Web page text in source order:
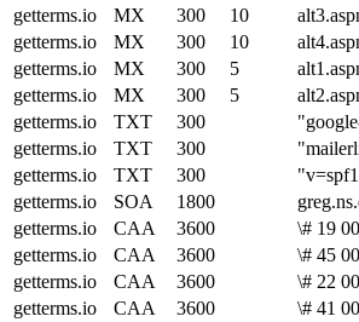
getterms.io
MX 300 10
getterms.io
MX 300 10
getterms.io
MX 300 5
getterms.io
MX 300 5
getterms.io
TXT 300
getterms.io
TXT 300
getterms.io
TXT 300
getterms.io
SOA 1800
getterms.io
CAA 3600
\# 19
getterms.io
CAA 3600
\# 45
getterms.io
CAA 3600
\# 22
getterms.io
CAA 3600
\# 41